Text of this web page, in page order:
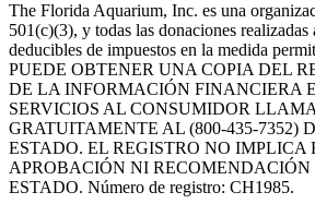
The Florida Aquarium, Inc. es una
501(c)(3), y todas las donaciones
deducibles de impuestos en la medida
PUEDE OBTENER UNA COPIA DEL
DE LA INFORMACIÓN FINANCIERA
SERVICIOS AL CONSUMIDOR
GRATUITAMENTE AL (800-435-7352)
ESTADO. EL REGISTRO NO IMPLICA
APROBACIÓN NI RECOMENDACIÓN
ESTADO. Número de registro: CH1985.